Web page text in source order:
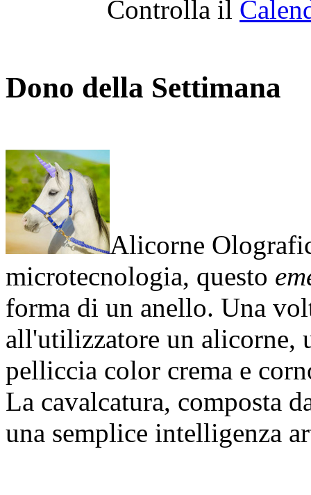
Controlla il
Dono della Settimana
Alicorne
microtecnologia, questo
forma di un anello. Una
all'utilizzatore un alicorne,
pelliccia color crema e
La cavalcatura, composta
una semplice intelligenza